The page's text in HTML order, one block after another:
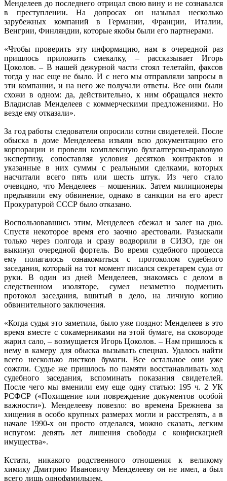
Менделеев до последнего отрицал свою вину и не сознавался
в преступлении. На допросах он называл несколько
зарубежных компаний в Германии, Франции, Италии,
Венгрии, Финляндии, которые якобы были его партнерами.
«Чтобы проверить эту информацию, нам в очередной раз
пришлось приложить смекалку, – рассказывает Игорь
Цоколов. – В нашей дежурной части стоял телетайп, факсов
тогда у нас еще не было. И с него мы отправляли запросы в
эти компании, и на него же получали ответы. Все они были
схожи в одном: да, действительно, к ним обращался некто
Владислав Менделеев с коммерческими предложениями. Но
везде ему отказали».
За год работы следователи опросили сотни свидетелей. После
обыска в доме Менделеева изъяли всю документацию его
корпорации и провели комплексную бухгалтерско-правовую
экспертизу, сопоставляя условия десятков контрактов и
указанные в них суммы с реальными сделками, которых
насчитали всего пять или шесть штук. Из чего стало
очевидно, что Менделеев – мошенник. Затем милиционеры
предъявили ему обвинение, однако в санкции на его арест
Прокуратурой СССР было отказано.
Воспользовавшись этим, Менделеев сбежал и залег на дно.
Спустя некоторое время его заочно арестовали. Разыскали
только через полгода и сразу водворили в СИЗО, где он
выкинул очередной фортель. Во время судебного процесса
ему полагалось ознакомиться с протоколом судебного
заседания, который на тот момент писался секретарем суда от
руки. В один из дней Менделеев, знакомясь с делом в
следственном изоляторе, сумел незаметно подменить
протокол заседания, вшитый в дело, на личную копию
обвинительного заключения.
«Когда судья это заметила, было уже поздно: Менделеев в это
время вместе с сокамерниками на этой бумаге, на сковороде
жарил сало, – возмущается Игорь Цоколов. – Нам пришлось к
нему в камеру для обыска вызывать спецназ. Удалось найти
всего несколько листков бумаги. Все остальное они уже
сожгли. Судье же пришлось по памяти восстанавливать ход
судебного заседания, вспоминать показания свидетелей.
После чего мы вменили ему еще одну статью: 195 ч. 2 УК
РСФСР («Похищение или повреждение документов особой
важности»). Менделееву повезло: во времена Брежнева за
хищения в особо крупных размерах могли и расстрелять, а в
начале 1990-х он просто отделался, можно сказать, легким
испугом: девять лет лишения свободы с конфискацией
имущества».
Кстати, никакого родственного отношения к великому
химику Дмитрию Ивановичу Менделееву он не имел, а был
всего лишь однофамильцем.